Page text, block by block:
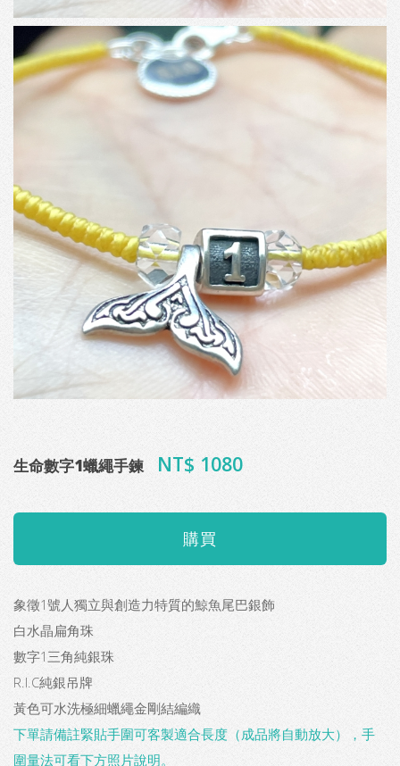
生命數字1蠟繩手鍊 NT$ 1080
象徵1號人獨立與創造力特質的鯨魚尾巴銀飾
白水晶扁角珠
數字1三角純銀珠
R.I.C純銀吊牌
黃色可水洗極細蠟繩金剛結編織
下單請備註緊貼手圍可客製適合長度（成品將自動放大），手
圍量法可看下方照片說明。